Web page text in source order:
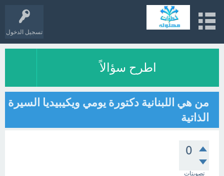
تسجيل الدخول
اطرح سؤالاً
من هي اللبنانية دكتورة يومي ويكيبيديا السيرة
الذاتية
0
تصويتات